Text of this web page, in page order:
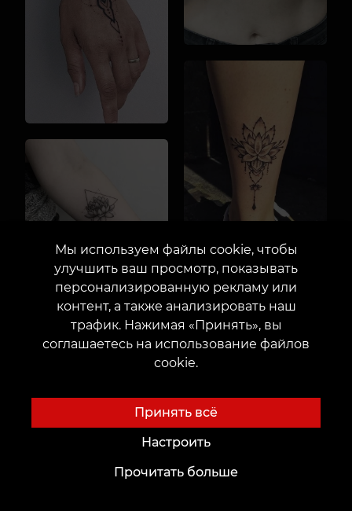
Мы используем файлы cookie, чтобы
улучшить ваш просмотр, показывать
персонализированную рекламу или
контент, а также анализировать наш
трафик. Нажимая «Принять», вы
соглашаетесь на использование файлов
cookie.
Принять всё
Настроить
Прочитать больше